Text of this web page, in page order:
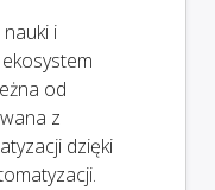
i
od
z
dzięki